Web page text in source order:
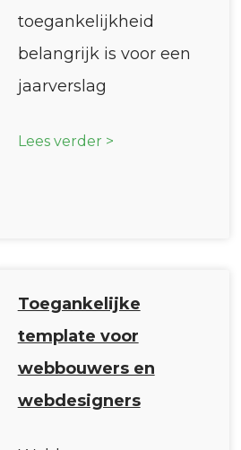
toegankelijkheid
belangrijk is voor een
jaarverslag
Lees verder >
Toegankelijke
template voor
webbouwers en
webdesigners